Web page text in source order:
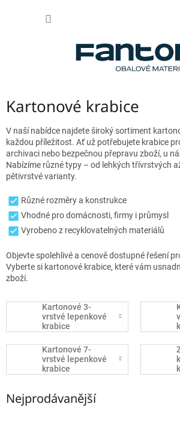
Kartonové krabice
V naší nabídce najdete široký sortiment
každou příležitost. Ať už potřebujete krabice
archivaci nebo bezpečnou přepravu zboží, u
Nabízíme různé typy – od lehkých třívrstvých
pětivrstvé varianty.
Různé rozměry a konstrukce
Vhodné pro domácnosti, firmy i průmysl
Vyrobeno z recyklovatelných materiálů
Objevte spolehlivé a cenově dostupné řešení
Vyberte si kartonové krabice, které vám
zboží.
Kartonové 3-
vrstvé lepenkové
krabice
Kartonové 7-
vrstvé lepenkové
krabice
Nejprodávanější